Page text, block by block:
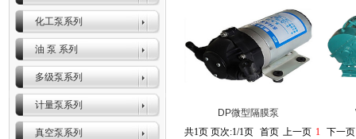
化工泵系列
油 泵 系列
多级泵系列
计量泵系列
真空泵系列
DP微型隔膜泵
共1页 页次:1/1页 首页 上一页 1 下一页